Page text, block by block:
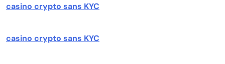
casino crypto sans KYC
casino crypto sans KYC